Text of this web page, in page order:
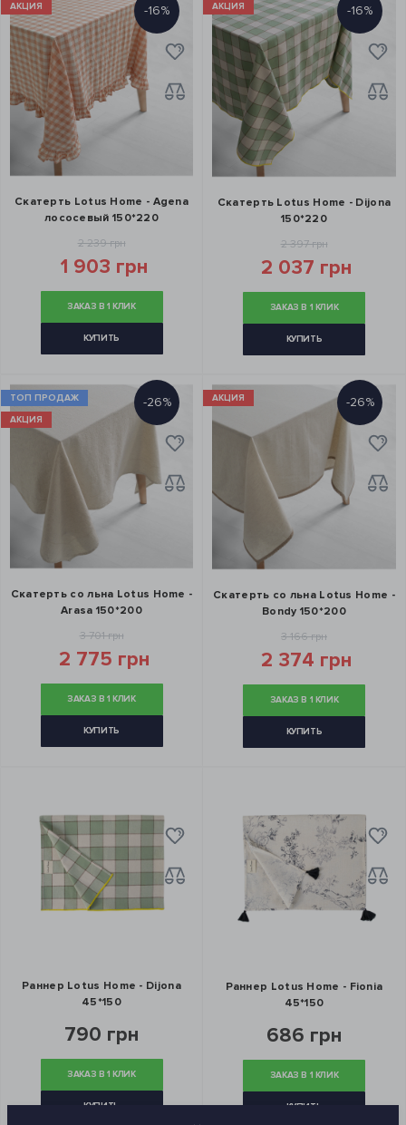
АКЦИЯ -16%
Скатерть Lotus Home - Agena
лососевый 150*220
2 239 грн
1 903 грн
ЗАКАЗ В 1 КЛИК
КУПИТЬ
АКЦИЯ -16%
Скатерть Lotus Home - Dijona
150*220
2 397 грн
2 037 грн
ЗАКАЗ В 1 КЛИК
КУПИТЬ
ТОП ПРОДАЖ
АКЦИЯ
-26%
Скатерть со льна Lotus Home -
Arasa 150*200
3 701 грн
2 775 грн
ЗАКАЗ В 1 КЛИК
КУПИТЬ
АКЦИЯ -26%
Скатерть со льна Lotus Home -
Bondy 150*200
3 166 грн
2 374 грн
ЗАКАЗ В 1 КЛИК
КУПИТЬ
Раннер Lotus Home - Dijona
45*150
790 грн
ЗАКАЗ В 1 КЛИК
КУПИТЬ
Раннер Lotus Home - Fionia
45*150
686 грн
ЗАКАЗ В 1 КЛИК
КУПИТЬ